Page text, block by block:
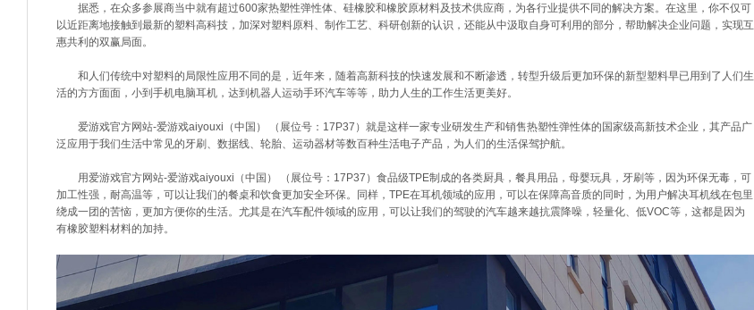
据悉，在众多参展商当中就有超过600家热塑性弹性体、硅橡胶和橡胶原材料及技术供应商，为各行业提供不同的解决方案。在这里，你不仅可
以近距离地接触到最新的塑料高科技，加深对塑料原料、制作工艺、科研创新的认识，还能从中汲取自身可利用的部分，帮助解决企业问题，实现互
惠共利的双赢局面。
和人们传统中对塑料的局限性应用不同的是，近年来，随着高新科技的快速发展和不断渗透，转型升级后更加环保的新型塑料早已用到了人们生
活的方方面面，小到手机电脑耳机，达到机器人运动手环汽车等等，助力人生的工作生活更美好。
爱游戏官方网站-爱游戏aiyouxi（中国） （展位号：17P37）就是这样一家专业研发生产和销售热塑性弹性体的国家级高新技术企业，其产品广
泛应用于我们生活中常见的牙刷、数据线、轮胎、运动器材等数百种生活电子产品，为人们的生活保驾护航。
用爱游戏官方网站-爱游戏aiyouxi（中国） （展位号：17P37）食品级TPE制成的各类厨具，餐具用品，母婴玩具，牙刷等，因为环保无毒，可
加工性强，耐高温等，可以让我们的餐桌和饮食更加安全环保。同样，TPE在耳机领域的应用，可以在保障高音质的同时，为用户解决耳机线在包里
绕成一团的苦恼，更加方便你的生活。尤其是在汽车配件领域的应用，可以让我们的驾驶的汽车越来越抗震降噪，轻量化、低VOC等，这都是因为
有橡胶塑料材料的加持。